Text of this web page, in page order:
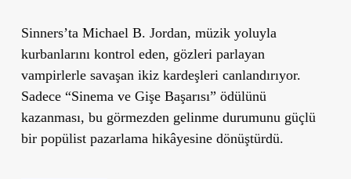
Sinners’ta Michael B. Jordan, müzik yoluyla
kurbanlarını kontrol eden, gözleri parlayan
vampirlerle savaşan ikiz kardeşleri canlandırıyor.
Sadece “Sinema ve Gişe Başarısı” ödülünü
kazanması, bu görmezden gelinme durumunu güçlü
bir popülist pazarlama hikâyesine dönüştürdü.